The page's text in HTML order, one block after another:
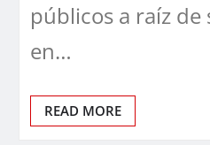
públicos a raíz
en…
READ MORE